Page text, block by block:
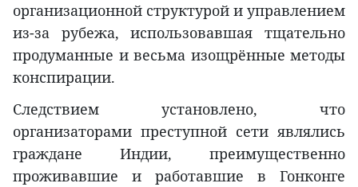
организационной структурой и управлением
из-за рубежа, использовавшая тщательно
продуманные и весьма изощрённые методы
конспирации.
Следствием установлено, что
организаторами преступной сети являлись
граждане Индии, преимущественно
проживавшие и работавшие в Гонконге